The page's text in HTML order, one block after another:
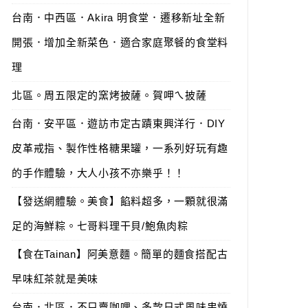
台南．中西區．Akira 明食堂．遷移新址全新
開張．增加全新菜色．適合家庭聚餐的食堂料
理
北區。周五限定的窯烤披薩。賀呷ㄟ披薩
台南．安平區．遊訪市定古蹟東興洋行．DIY
皮革戒指、製作性格糖果罐，一系列好玩有趣
的手作體驗，大人小孩不亦樂乎！！
【發送網體驗。美食】餡料超多，一顆就很滿
足的海鮮粽。七哥料理干貝/鮑魚肉粽
【食在Tainan】阿美意麵。簡單的麵食搭配古
早味紅茶就是美味